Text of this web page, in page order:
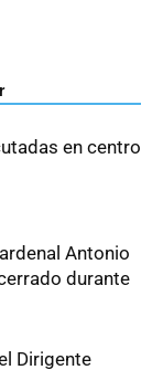
en centro
Antonio
durante
Dirigente